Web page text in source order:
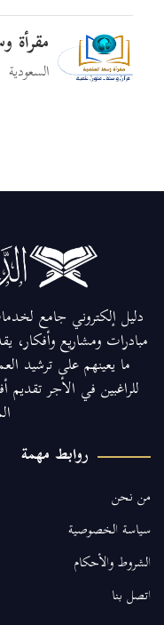
مقرأة
السعودية
دليل إلكتروني جامع
مبادرات ومشاريع وأفكار،
ما يعينهم على ترشيد
للراغبين في الأجر
روابط مهمة
من نحن
سياسة الخصوصية
الشروط والأحكام
اتصل بنا